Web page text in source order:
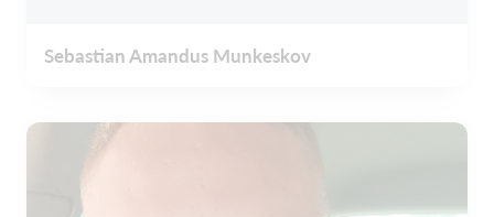
Sebastian Amandus Munkeskov